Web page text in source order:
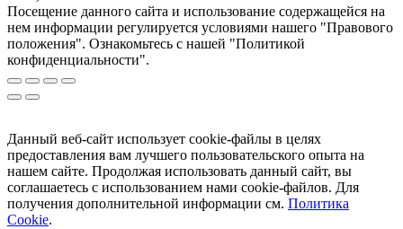
Посещение данного сайта и использование содержащейся на
нем информации регулируется условиями нашего "Правового
положения". Ознакомьтесь с нашей "Политикой
конфиденциальности".
Данный веб-сайт использует cookie-файлы в целях
предоставления вам лучшего пользовательского опыта на
нашем сайте. Продолжая использовать данный сайт, вы
соглашаетесь с использованием нами cookie-файлов. Для
получения дополнительной информации см. Политика
Cookie.